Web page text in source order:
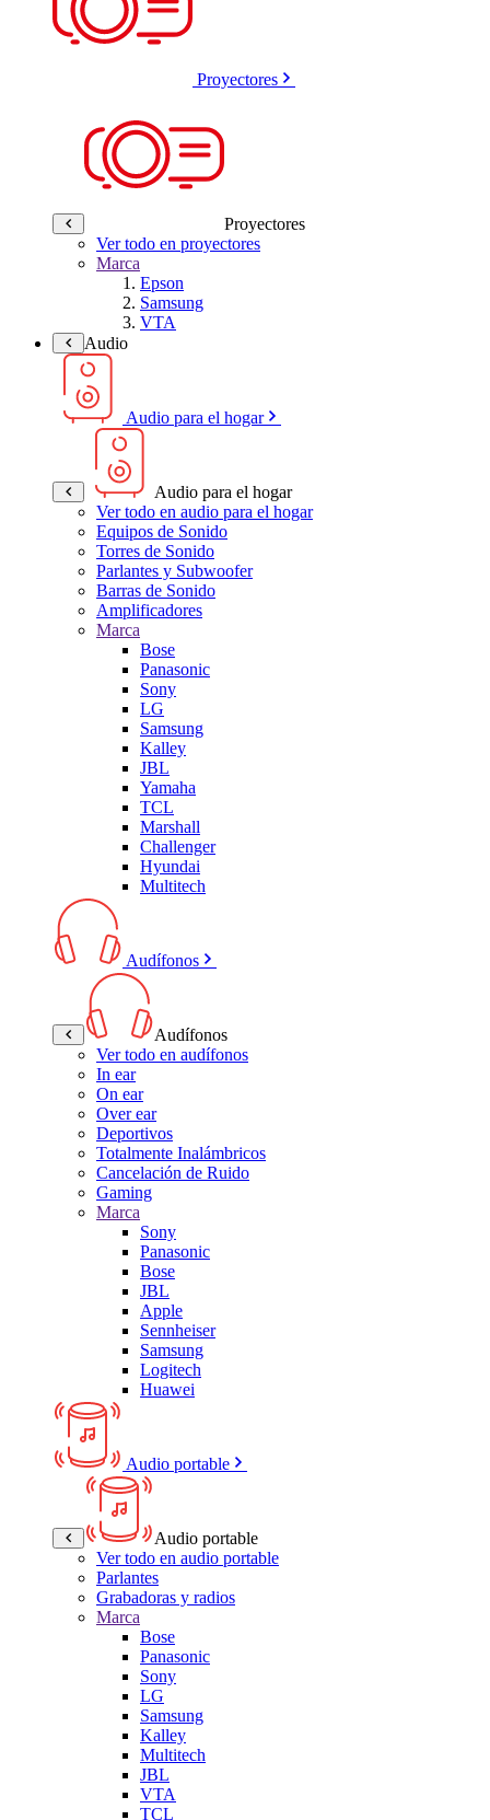
Proyectores
Proyectores
Ver todo en proyectores
Marca
Epson
Samsung
VTA
Audio
Audio para el hogar
Audio para el hogar
Ver todo en audio para el hogar
Equipos de Sonido
Torres de Sonido
Parlantes y Subwoofer
Barras de Sonido
Amplificadores
Marca
Bose
Panasonic
Sony
LG
Samsung
Kalley
JBL
Yamaha
TCL
Marshall
Challenger
Hyundai
Multitech
Audífonos
Audífonos
Ver todo en audífonos
In ear
On ear
Over ear
Deportivos
Totalmente Inalámbricos
Cancelación de Ruido
Gaming
Marca
Sony
Panasonic
Bose
JBL
Apple
Sennheiser
Samsung
Logitech
Huawei
Audio portable
Audio portable
Ver todo en audio portable
Parlantes
Grabadoras y radios
Marca
Bose
Panasonic
Sony
LG
Samsung
Kalley
Multitech
JBL
VTA
TCL